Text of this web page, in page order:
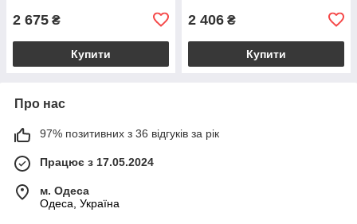
2 675 ₴
Купити
2 406 ₴
Купити
Про нас
97% позитивних з 36 відгуків за рік
Працює з 17.05.2024
м. Одеса
Одеса, Україна